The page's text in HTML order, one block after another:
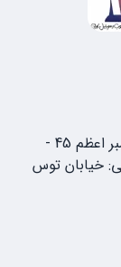
دفتر فروش: خراسان رضوی - مشهد - پیامبر اعظم 45 -
خیابان توس